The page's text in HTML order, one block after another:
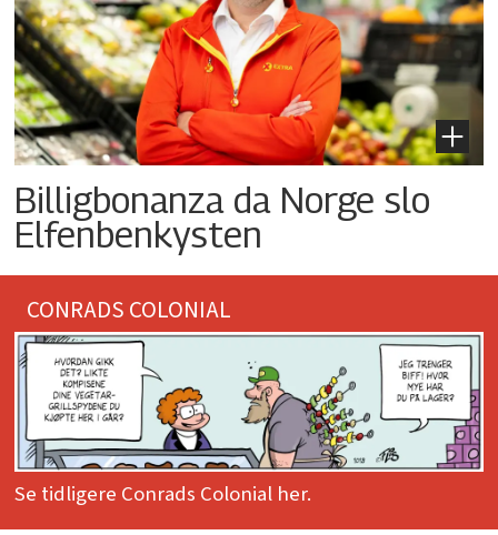
Billigbonanza da Norge slo
Elfenbenkysten
CONRADS COLONIAL
Se tidligere Conrads Colonial her.